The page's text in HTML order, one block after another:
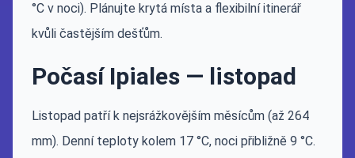
°C v noci). Plánujte krytá místa a flexibilní itinerář
kvůli častějším dešťům.
Počasí Ipiales — listopad
Listopad patří k nejsrážkovějším měsícům (až 264
mm). Denní teploty kolem 17 °C, noci přibližně 9 °C.